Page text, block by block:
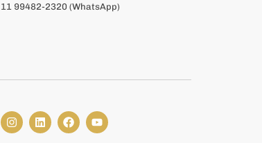
11 99482-2320 (WhatsApp)